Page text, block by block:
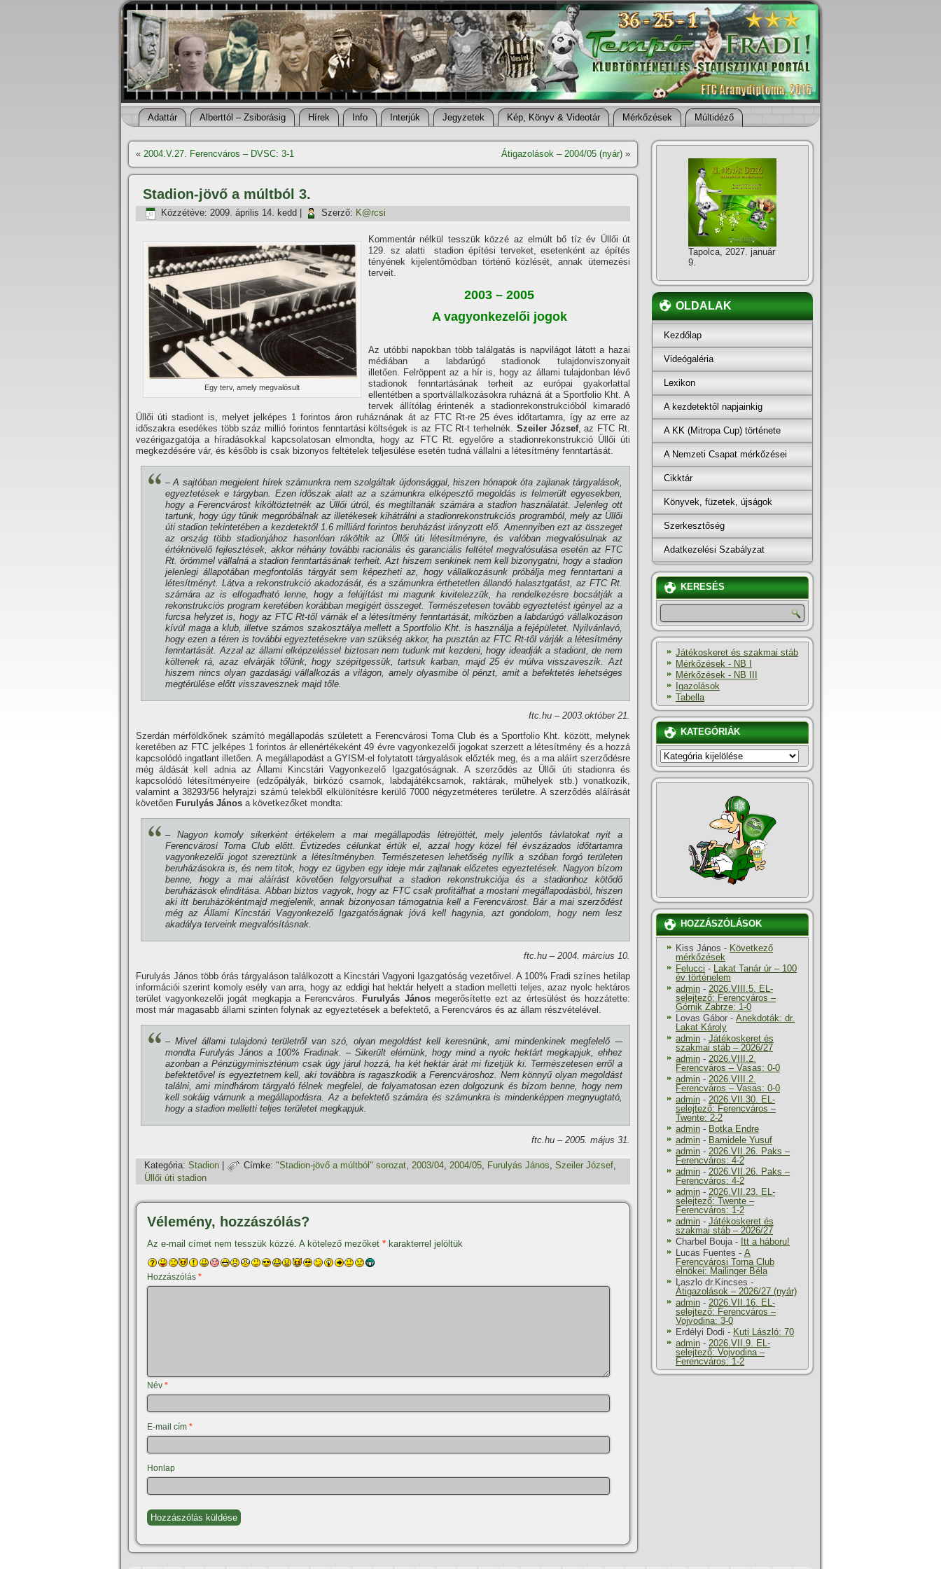
Adattár Alberttól – Zsiborásig Hí­rek Info Interjúk Jegyzetek Kép, Könyv & Videotár Mérkőzések Múltidéző
« 2004.V.27. Ferencváros – DVSC: 3-1 Átigazolások – 2004/05 (nyár) »
Stadion-jövő a múltból 3.
Közzétéve: 2009. április 14. kedd Szerző: K@rcsi
Egy terv, amely megvalósult
Kommentár nélkül tesszük közzé az elmúlt bő tí­z év Üllői út
129. sz alatti stadion épí­tési terveket, esetenként az épí­tés
tényének kijelentőmódban történő közlését, annak ütemezési
terveit.
2003 – 2005
A vagyonkezelői jogok
Az utóbbi napokban több találgatás is napvilágot látott a hazai
médiában a labdarúgó stadionok tulajdonviszonyait
illetően. Felröppent az a hí­r is, hogy az állami tulajdonban lévő
stadionok fenntartásának terheit az európai gyakorlattal
ellentétben a sportvállalkozásokra ruházná át a Sportfolio Kht. A
tervek állí­tólag érintenék a stadionrekonstrukcióból kimaradó
Üllői úti stadiont is, melyet jelképes 1 forintos áron ruháznának át az FTC Rt-re 25 éves időtartamra, í­gy az erre az
időszakra esedékes több száz millió forintos fenntartási költségek is az FTC Rt-t terhelnék. Szeiler József, az FTC Rt.
vezérigazgatója a hí­radásokkal kapcsolatosan elmondta, hogy az FTC Rt. egyelőre a stadionrekonstrukció Üllői úti
megkezdésére vár, és később is csak bizonyos feltételek teljesülése esetén tudná vállalni a létesí­tmény fenntartását.
– A sajtóban megjelent hí­rek számunkra nem szolgáltak újdonsággal, hiszen hónapok óta zajlanak tárgyalások,
egyeztetések e tárgyban. Ezen időszak alatt az a számunkra elképesztő megoldás is felmerült egyesekben,
hogy a Ferencvárost kiköltöztetnék az Üllői útról, és megtiltanák számára a stadion használatát. Jelenleg ott
tartunk, hogy úgy tűnik megpróbálnak az illetékesek kihátrálni a stadionrekonstrukciós programból, mely az Üllői
úti stadion tekintetében a kezdetektől 1.6 milliárd forintos beruházást irányzott elő. Amennyiben ezt az összeget
az ország több stadionjához hasonlóan ráköltik az Üllői úti létesí­tményre, és valóban megvalósulnak az
értéknövelő fejlesztések, akkor néhány további racionális és garanciális feltétel megvalósulása esetén az FTC
Rt. örömmel vállalná a stadion fenntartásának terheit. Azt hiszem senkinek nem kell bizonygatni, hogy a stadion
jelenlegi állapotában megfontolás tárgyát sem képezheti az, hogy vállalkozásunk próbálja meg fenntartani a
létesí­tményt. Látva a rekonstrukció akadozását, és a számunkra érthetetlen állandó halasztgatást, az FTC Rt.
számára az is elfogadható lenne, hogy a felújí­tást mi magunk kivitelezzük, ha rendelkezésre bocsátják a
rekonstrukciós program keretében korábban megí­gért összeget. Természetesen tovább egyeztetést igényel az a
furcsa helyzet is, hogy az FTC Rt-től várnák el a létesí­tmény fenntartását, miközben a labdarúgó vállalkozáson
kí­vül maga a klub, illetve számos szakosztálya mellett a Sportfolio Kht. is használja a fejépületet. Nyilvánlavó,
hogy ezen a téren is további egyeztetésekre van szükség akkor, ha pusztán az FTC Rt-től várják a létesí­tmény
fenntartását. Azzal az állami elképzeléssel biztosan nem tudunk mit kezdeni, hogy ideadják a stadiont, de nem
költenek rá, azaz elvárják tőlünk, hogy szépí­tgessük, tartsuk karban, majd 25 év múlva visszaveszik. Azt
hiszem nincs olyan gazdasági vállalkozás a világon, amely olyasmibe öl pénzt, amit a befektetés lehetséges
megtérülése előtt visszavesznek majd tőle.
ftc.hu – 2003.október 21.
Szerdán mérföldkőnek számí­tó megállapodás született a Ferencvárosi Torna Club és a Sportfolio Kht. között, melynek
keretében az FTC jelképes 1 forintos ár ellenértékeként 49 évre vagyonkezelői jogokat szerzett a létesí­tmény és a hozzá
kapcsolódó ingatlant illetően. A megállapodást a GYISM-el folytatott tárgyalások előzték meg, és a ma aláí­rt szerződésre
még áldását kell adnia az Állami Kincstári Vagyonkezelő Igazgatóságnak. A szerződés az Üllői úti stadionra és
kapcsolódó létesí­tményeire (edzőpályák, birkózó csarnok, labdajátékcsarnok, raktárak, műhelyek stb.) vonatkozik,
valamint a 38293/56 helyrajzi számú telekből elkülöní­tésre kerülő 7000 négyzetméteres területre. A szerződés aláí­rását
követően Furulyás János a következőket mondta:
– Nagyon komoly sikerként értékelem a mai megállapodás létrejöttét, mely jelentős távlatokat nyit a
Ferencvárosi Torna Club előtt. Évtizedes célunkat értük el, azzal hogy közel fél évszázados időtartamra
vagyonkezelői jogot szereztünk a létesí­tményben. Természetesen lehetőség nyí­lik a szóban forgó területen
beruházásokra is, és nem titok, hogy ez ügyben egy ideje már zajlanak előzetes egyeztetések. Nagyon bí­zom
benne, hogy a mai aláí­rást követően felgyorsulhat a stadion rekonstrukciója és a stadionhoz kötődő
beruházások elindí­tása. Abban biztos vagyok, hogy az FTC csak profitálhat a mostani megállapodásból, hiszen
aki itt beruházókéntmajd megjelenik, annak bizonyosan támogatnia kell a Ferencvárost. Bár a mai szerződést
még az Állami Kincstári Vagyonkezelő Igazgatóságnak jóvá kell hagynia, azt gondolom, hogy nem lesz
akadálya terveink megvalósí­tásnak.
ftc.hu – 2004. március 10.
Furulyás János több órás tárgyaláson találkozott a Kincstári Vagyoni Igazgatóság vezetőivel. A 100% Fradi szí­nes hetilap
információi szerint komoly esély van arra, hogy az eddigi hat hektár helyett a stadion melletti teljes, azaz nyolc hektáros
terület vagyonkezelői jogát megkapja a Ferencváros. Furulyás Jánosmegerősí­tette ezt az értesülést és hozzátette:
most már magasabb állami szinten folynak az egyeztetések a befektető, a Ferencváros és az állam részvételével.
– Mivel állami tulajdonú területről van szó, olyan megoldást kell keresnünk, ami mindenkinek megfelelő -–
mondta Furulyás János a 100% Fradinak. – Sikerült elérnünk, hogy mind a nyolc hektárt megkapjuk, ehhez
azonban a Pénzügyminisztérium csak úgy járul hozzá, ha két hektár árát mi fizetjük ki. Természetesen erről a
befektetővel is egyeztetnem kell, aki továbbra is ragaszkodik a Ferencvároshoz. Nem könnyű olyan megoldást
találni, ami mindhárom tárgyaló félnek megfelel, de folyamatosan ezen dolgozunk és bí­zom benne, hogy nem
kell sokáig várnunk a megállapodásra. Az a befektető számára és számunkra is mindenképpen megnyugtató,
hogy a stadion melletti teljes területet megkapjuk.
ftc.hu – 2005. május 31.
Kategória: Stadion Címke: "Stadion-jövő a múltból" sorozat, 2003/04, 2004/05, Furulyás János, Szeiler József,
Üllői úti stadion
Vélemény, hozzászólás?
Az e-mail címet nem tesszük közzé. A kötelező mezőket * karakterrel jelöltük
Hozzászólás *
Név *
E-mail cím *
Honlap
Tapolca, 2027. január
9.
OLDALAK
Kezdőlap
Videógaléria
Lexikon
A kezdetektől napjainkig
A KK (Mitropa Cup) története
A Nemzeti Csapat mérkőzései
Cikktár
Könyvek, füzetek, újságok
Szerkesztőség
Adatkezelési Szabályzat
KERESÉS
Játékoskeret és szakmai stáb
Mérkőzések - NB I
Mérkőzések - NB III
Igazolások
Tabella
KATEGÓRIÁK
KATEGÓRIÁK
HOZZÁSZÓLÁSOK
Kiss János - Következő
mérkőzések
Felucci - Lakat Tanár úr – 100
év történelem
admin - 2026.VIII.5. EL-
selejtező: Ferencváros –
Górnik Zabrze: 1-0
Lovas Gábor - Anekdoták: dr.
Lakat Károly
admin - Játékoskeret és
szakmai stáb – 2026/27
admin - 2026.VIII.2.
Ferencváros – Vasas: 0-0
admin - 2026.VIII.2.
Ferencváros – Vasas: 0-0
admin - 2026.VII.30. EL-
selejtező: Ferencváros –
Twente: 2-2
admin - Botka Endre
admin - Bamidele Yusuf
admin - 2026.VII.26. Paks –
Ferencváros: 4-2
admin - 2026.VII.26. Paks –
Ferencváros: 4-2
admin - 2026.VII.23. EL-
selejtező: Twente –
Ferencváros: 1-2
admin - Játékoskeret és
szakmai stáb – 2026/27
Charbel Bouja- Itt a háboru!
Lucas Fuentes - A
Ferencvárosi Torna Club
elnökei: Mailinger Béla
Laszlo dr.Kincses -
Átigazolások – 2026/27 (nyár)
admin - 2026.VII.16. EL-
selejtező: Ferencváros –
Vojvodina: 3-0
Erdélyi Dodi - Kuti László: 70
admin - 2026.VII.9. EL-
selejtező: Vojvodina –
Ferencváros: 1-2